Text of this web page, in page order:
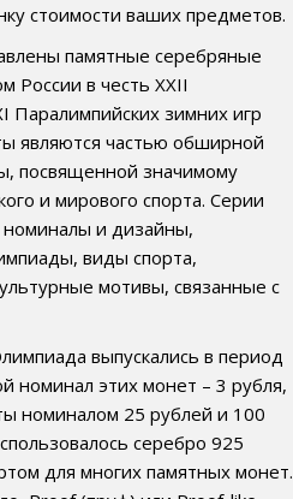
стоимости ваших предметов.
памятные серебряные
в честь XXII
Паралимпийских зимних игр
являются частью обширной
посвященной значимому
и мирового спорта. Серии
и дизайны,
виды спорта,
мотивы, связанные с
выпускались в период
номинал этих монет – 3 рубля,
номиналом 25 рублей и 100
серебро 925
для многих памятных монет.